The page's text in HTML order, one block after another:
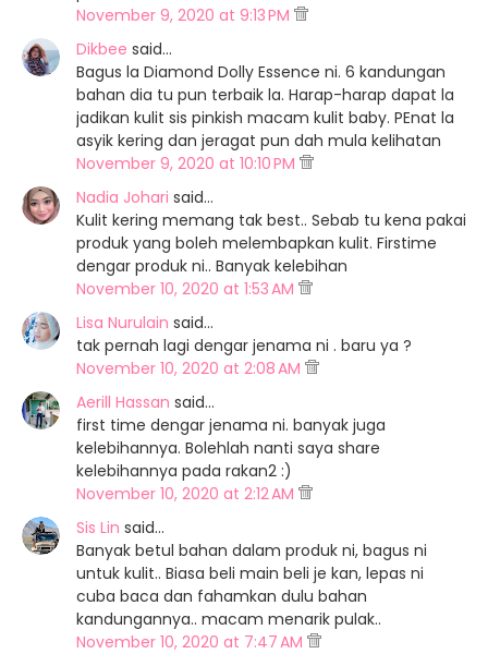
November 9, 2020 at 9:13 PM
Dikbee said…
Bagus la Diamond Dolly Essence ni. 6 kandungan
bahan dia tu pun terbaik la. Harap-harap dapat la
jadikan kulit sis pinkish macam kulit baby. PEnat la
asyik kering dan jeragat pun dah mula kelihatan
November 9, 2020 at 10:10 PM
Nadia Johari said…
Kulit kering memang tak best.. Sebab tu kena pakai
produk yang boleh melembapkan kulit. Firstime
dengar produk ni.. Banyak kelebihan
November 10, 2020 at 1:53 AM
Lisa Nurulain said…
tak pernah lagi dengar jenama ni . baru ya ?
November 10, 2020 at 2:08 AM
Aerill Hassan said…
first time dengar jenama ni. banyak juga
kelebihannya. Bolehlah nanti saya share
kelebihannya pada rakan2 :)
November 10, 2020 at 2:12 AM
Sis Lin said…
Banyak betul bahan dalam produk ni, bagus ni
untuk kulit.. Biasa beli main beli je kan, lepas ni
cuba baca dan fahamkan dulu bahan
kandungannya.. macam menarik pulak..
November 10, 2020 at 7:47 AM